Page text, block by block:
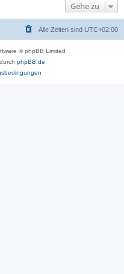
Gehe zu
Alle Zeiten sind UTC+02:00
© phpBB Limited
phpBB.de